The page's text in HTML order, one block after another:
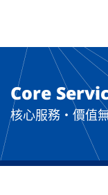
Core
核心服務・價值